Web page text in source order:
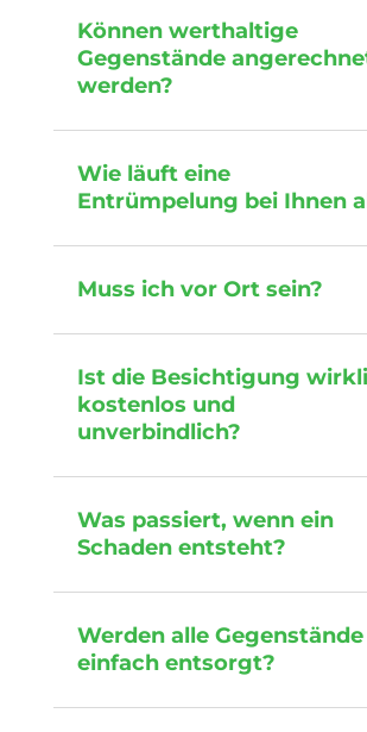
Können werthaltige
Gegenstände
werden?
Wie läuft eine
Entrümpelung bei Ihnen
Muss ich vor Ort sein?
Ist die Besichtigung
kostenlos und
unverbindlich?
Was passiert, wenn ein
Schaden entsteht?
Werden alle Gegenstände
einfach entsorgt?